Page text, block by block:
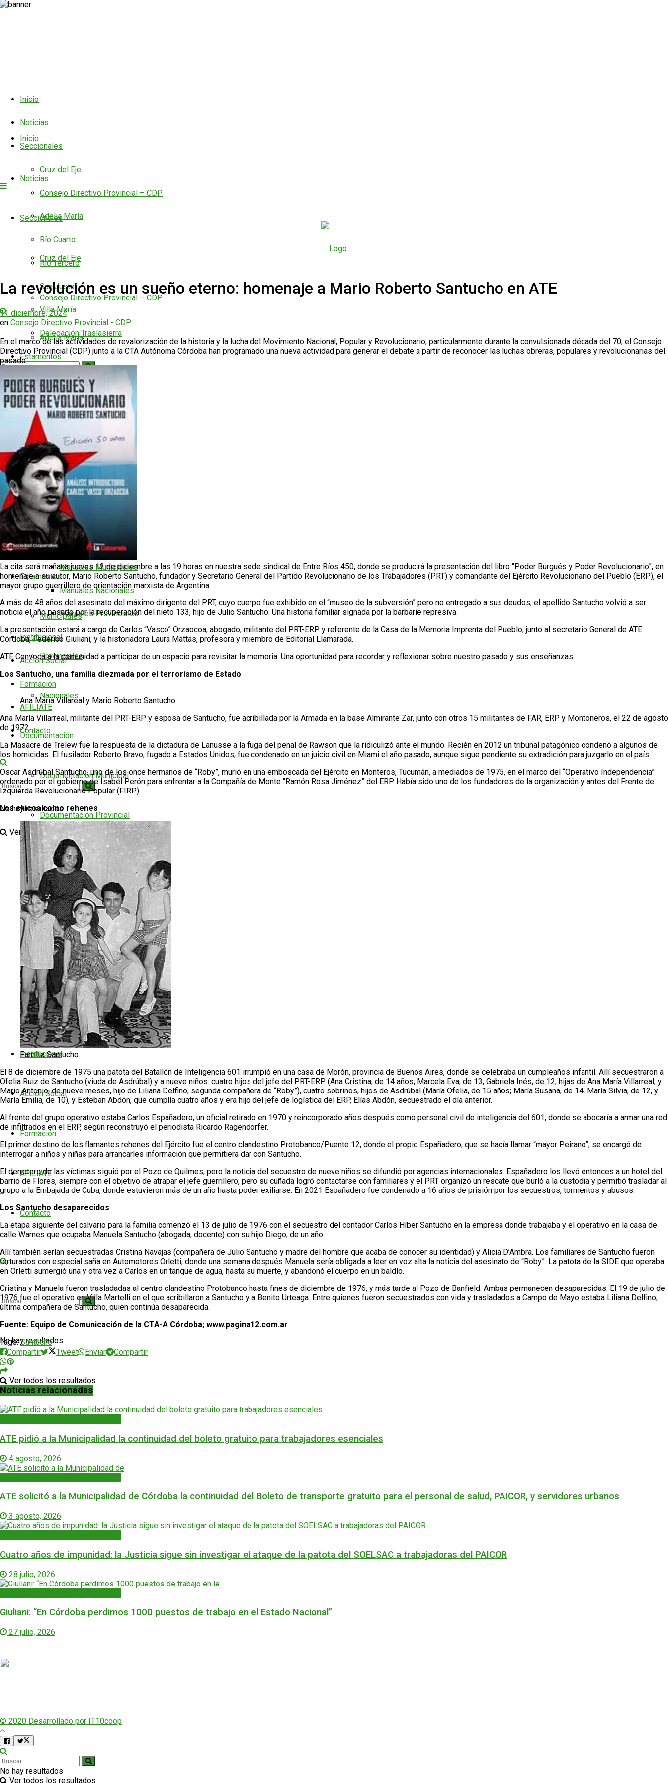
Inicio
Noticias
Seccionales
Cruz del Eje
Consejo Directivo Provincial – CDP
Adelia María
Río Cuarto
Río Tercero
San Justo
Villa María
Delegación Traslasierra
Estamentos
Municipales
Provinciales
Nacionales
Documentación
Documentación Municipal
Documentación Provincial
Documentación Nacional
Manual de Delegadxs
Manuales Municipales
Manuales Nacionales
Manuales Provinciales
Institucional
Acción Social
Formación
AFILIATE
Contacto
No hay resultados
Ver todos los resultados
Inicio
Noticias
Seccionales
Cruz del Eje
Consejo Directivo Provincial – CDP
Adelia María
Río Cuarto
Río Tercero
San Justo
Villa María
Delegación Traslasierra
Estamentos
Municipales
Provinciales
Nacionales
Documentación
Documentación Municipal
Documentación Provincial
Documentación Nacional
Manual de Delegadxs
Manuales Municipales
Manuales Nacionales
Manuales Provinciales
Institucional
Acción Social
Formación
AFILIATE
Contacto
No hay resultados
Ver todos los resultados
No hay resultados
Ver todos los resultados
La revolución es un sueño eterno: homenaje a Mario Roberto Santucho en ATE
11 diciembre, 2024
en Consejo Directivo Provincial - CDP
En el marco de las actividades de revalorización de la historia y la lucha del Movimiento Nacional, Popular y Revolucionario, particularmente durante la convulsionada década del 70, el Consejo
Directivo Provincial (CDP) junto a la CTA Autónoma Córdoba han programado una nueva actividad para generar el debate a partir de reconocer las luchas obreras, populares y revolucionarias del
pasado.
La cita será mañana jueves 12 de diciembre a las 19 horas en nuestra sede sindical de Entre Ríos 450, donde se producirá la presentación del libro “Poder Burgués y Poder Revolucionario”, en
homenaje a su autor, Mario Roberto Santucho, fundador y Secretario General del Partido Revolucionario de los Trabajadores (PRT) y comandante del Ejército Revolucionario del Pueblo (ERP), el
mayor grupo guerrillero de orientación marxista de Argentina.
A más de 48 años del asesinato del máximo dirigente del PRT, cuyo cuerpo fue exhibido en el “museo de la subversión” pero no entregado a sus deudos, el apellido Santucho volvió a ser
noticia el año pasado por la recuperación del nieto 133, hijo de Julio Santucho. Una historia familiar signada por la barbarie represiva.
La presentación estará a cargo de Carlos “Vasco” Orzaocoa, abogado, militante del PRT-ERP y referente de la Casa de la Memoria Imprenta del Pueblo, junto al secretario General de ATE
Córdoba, Federico Giuliani, y la historiadora Laura Mattas, profesora y miembro de Editorial Llamarada.
ATE Convoca a la comunidad a participar de un espacio para revisitar la memoria. Una oportunidad para recordar y reflexionar sobre nuestro pasado y sus enseñanzas.
Los Santucho, una familia diezmada por el terrorismo de Estado
Ana María Villareal y Mario Roberto Santucho.
Ana María Villarreal, militante del PRT-ERP y esposa de Santucho, fue acribillada por la Armada en la base Almirante Zar, junto con otros 15 militantes de FAR, ERP y Montoneros, el 22 de agosto
de 1972.
La Masacre de Trelew fue la respuesta de la dictadura de Lanusse a la fuga del penal de Rawson que la ridiculizó ante el mundo. Recién en 2012 un tribunal patagónico condenó a algunos de
los homicidas. El fusilador Roberto Bravo, fugado a Estados Unidos, fue condenado en un juicio civil en Miami el año pasado, aunque sigue pendiente su extradición para juzgarlo en el país.
Oscar Asdrúbal Santucho, uno de los once hermanos de “Roby”, murió en una emboscada del Ejército en Monteros, Tucumán, a mediados de 1975, en el marco del “Operativo Independencia”
ordenado por el gobierno de Isabel Perón para enfrentar a la Compañía de Monte “Ramón Rosa Jiménez” del ERP. Había sido uno de los fundadores de la organización y antes del Frente de
Izquierda Revolucionario Popular (FIRP).
Los chicos como rehenes
Familia Santucho.
El 8 de diciembre de 1975 una patota del Batallón de Inteligencia 601 irrumpió en una casa de Morón, provincia de Buenos Aires, donde se celebraba un cumpleaños infantil. Allí secuestraron a
Ofelia Ruiz de Santucho (viuda de Asdrúbal) y a nueve niños: cuatro hijos del jefe del PRT-ERP (Ana Cristina, de 14 años; Marcela Eva, de 13; Gabriela Inés, de 12, hijas de Ana María Villarreal; y
Mario Antonio, de nueve meses, hijo de Liliana Delfino, segunda compañera de “Roby”), cuatro sobrinos, hijos de Asdrúbal (María Ofelia, de 15 años; María Susana, de 14; María Silvia, de 12, y
María Emilia, de 10), y Esteban Abdón, que cumplía cuatro años y era hijo del jefe de logística del ERP, Elías Abdón, secuestrado el día anterior.
Al frente del grupo operativo estaba Carlos Españadero, un oficial retirado en 1970 y reincorporado años después como personal civil de inteligencia del 601, donde se abocaría a armar una red
de infiltrados en el ERP, según reconstruyó el periodista Ricardo Ragendorfer.
El primer destino de los flamantes rehenes del Ejército fue el centro clandestino Protobanco/Puente 12, donde el propio Españadero, que se hacía llamar “mayor Peirano”, se encargó de
interrogar a niños y niñas para arrancarles información que permitiera dar con Santucho.
El derrotero de las víctimas siguió por el Pozo de Quilmes, pero la noticia del secuestro de nueve niños se difundió por agencias internacionales. Españadero los llevó entonces a un hotel del
barrio de Flores, siempre con el objetivo de atrapar el jefe guerrillero, pero su cuñada logró contactarse con familiares y el PRT organizó un rescate que burló a la custodia y permitió trasladar al
grupo a la Embajada de Cuba, donde estuvieron más de un año hasta poder exiliarse. En 2021 Españadero fue condenado a 16 años de prisión por los secuestros, tormentos y abusos.
Los Santucho desaparecidos
La etapa siguiente del calvario para la familia comenzó el 13 de julio de 1976 con el secuestro del contador Carlos Híber Santucho en la empresa donde trabajaba y el operativo en la casa de
calle Warnes que ocupaba Manuela Santucho (abogada, docente) con su hijo Diego, de un año.
Allí también serían secuestradas Cristina Navajas (compañera de Julio Santucho y madre del hombre que acaba de conocer su identidad) y Alicia D’Ambra. Los familiares de Santucho fueron
torturados con especial saña en Automotores Orletti, donde una semana después Manuela sería obligada a leer en voz alta la noticia del asesinato de “Roby”. La patota de la SIDE que operaba
en Orletti sumergió una y otra vez a Carlos en un tanque de agua, hasta su muerte, y abandonó el cuerpo en un baldío.
Cristina y Manuela fueron trasladadas al centro clandestino Protobanco hasta fines de diciembre de 1976, y más tarde al Pozo de Banfield. Ambas permanecen desaparecidas. El 19 de julio de
1976 fue el operativo en Villa Martelli en el que acribillaron a Santucho y a Benito Urteaga. Entre quienes fueron secuestrados con vida y trasladados a Campo de Mayo estaba Liliana Delfino,
última compañera de Santucho, quien continúa desaparecida.
Fuente: Equipo de Comunicación de la CTA-A Córdoba; www.pagina12.com.ar
Tags: Santucho
Compartir
Tweet Enviar Compartir
Noticias relacionadas
ATE pidió a la Municipalidad la continuidad del boleto gratuito para trabajadores esenciales
4 agosto, 2026
ATE solicitó a la Municipalidad de Córdoba la continuidad del Boleto de transporte gratuito para el personal de salud, PAICOR, y servidores urbanos
3 agosto, 2026
Cuatro años de impunidad: la Justicia sigue sin investigar el ataque de la patota del SOELSAC a trabajadoras del PAICOR
28 julio, 2026
Giuliani: “En Córdoba perdimos 1000 puestos de trabajo en el Estado Nacional”
27 julio, 2026
© 2020 Desarrollado por IT10coop
No hay resultados
Ver todos los resultados